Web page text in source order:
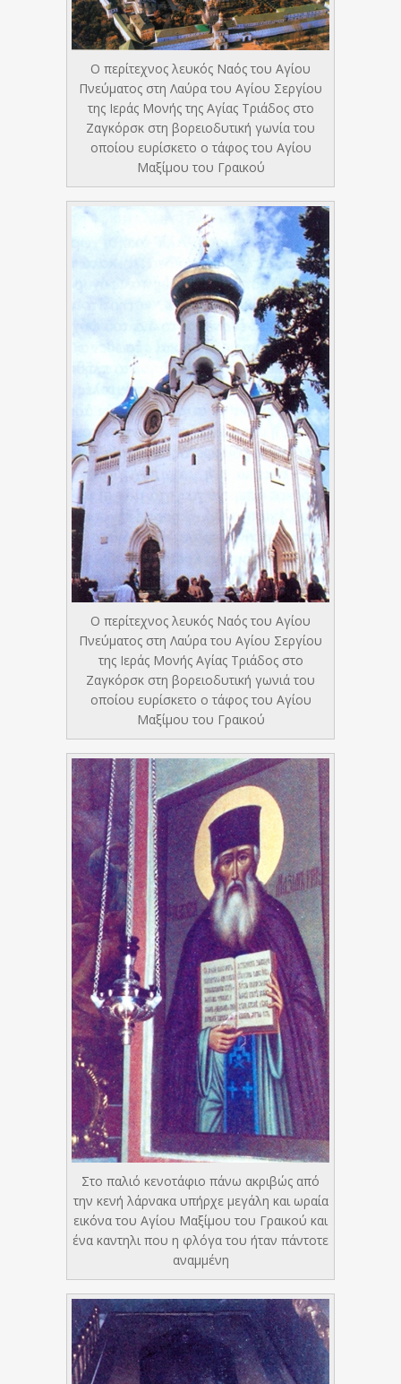
Ο περίτεχνος λευκός Ναός του Αγίου
Πνεύματος στη Λαύρα του Αγίου Σεργίου
της Ιεράς Μονής της Αγίας Τριάδος στο
Ζαγκόρσκ στη βορειοδυτική γωνία του
οποίου ευρίσκετο ο τάφος του Αγίου
Μαξίμου του Γραικού
Ο περίτεχνος λευκός Ναός του Αγίου
Πνεύματος στη Λαύρα του Αγίου Σεργίου
της Ιεράς Μονής Αγίας Τριάδος στο
Ζαγκόρσκ στη βορειοδυτική γωνιά του
οποίου ευρίσκετο ο τάφος του Αγίου
Μαξίμου του Γραικού
Στο παλιό κενοτάφιο πάνω ακριβώς από
την κενή λάρνακα υπήρχε μεγάλη και ωραία
εικόνα του Αγίου Μαξίμου του Γραικού και
ένα καντηλι που η φλόγα του ήταν πάντοτε
αναμμένη